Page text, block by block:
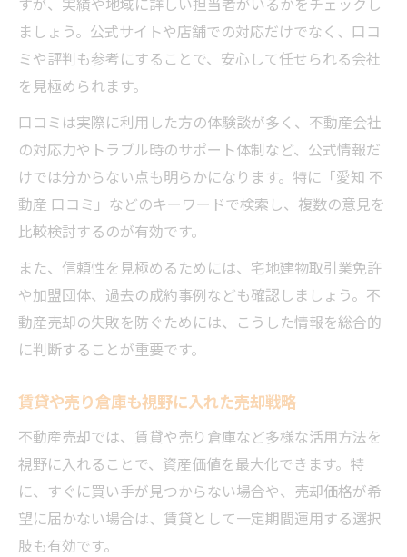
ましょう。公式サイトや店舗での対応だけでなく、口コ
ミや評判も参考にすることで、安心して任せられる会社
を見極められます。
口コミは実際に利用した方の体験談が多く、不動産会社
の対応力やトラブル時のサポート体制など、公式情報だ
けでは分からない点も明らかになります。特に「愛知 不
動産 口コミ」などのキーワードで検索し、複数の意見を
比較検討するのが有効です。
また、信頼性を見極めるためには、宅地建物取引業免許
や加盟団体、過去の成約事例なども確認しましょう。不
動産売却の失敗を防ぐためには、こうした情報を総合的
に判断することが重要です。
賃貸や売り倉庫も視野に入れた売却戦略
不動産売却では、賃貸や売り倉庫など多様な活用方法を
視野に入れることで、資産価値を最大化できます。特
に、すぐに買い手が見つからない場合や、売却価格が希
望に届かない場合は、賃貸として一定期間運用する選択
肢も有効です。